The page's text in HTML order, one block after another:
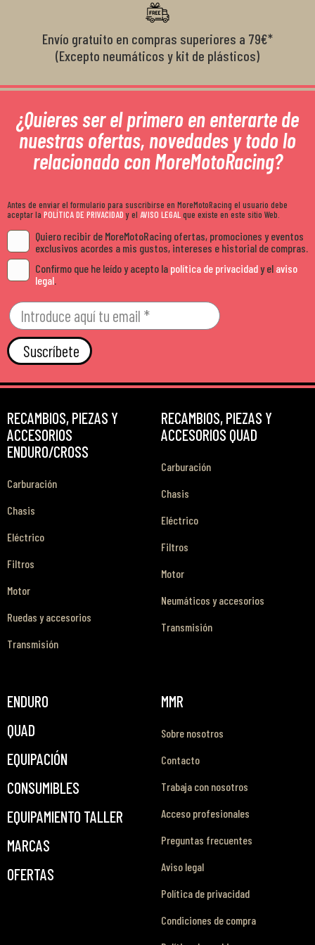
Envío gratuito en compras superiores a 79€*
(Excepto neumáticos y kit de plásticos)
¿Quieres ser el primero en enterarte de
nuestras ofertas, novedades y todo lo
relacionado con MoreMotoRacing?
Antes de enviar el formulario para suscribirse en MoreMotoRacing el usuario debe
aceptar la POLÍTICA DE PRIVACIDADy el AVISO LEGALque existe en este sitio Web.
Quiero recibir de MoreMotoRacing ofertas, promociones y eventos
exclusivos acordes a mis gustos, intereses e historial de compras.
Confirmo que he leído y acepto la política de privacidady el aviso
legal.
Suscríbete
RECAMBIOS, PIEZAS Y
ACCESORIOS
ENDURO/CROSS
Carburación
Chasis
Eléctrico
Filtros
Motor
Ruedas y accesorios
Transmisión
RECAMBIOS, PIEZAS Y
ACCESORIOS QUAD
Carburación
Chasis
Eléctrico
Filtros
Motor
Neumáticos y accesorios
Transmisión
ENDURO
QUAD
EQUIPACIÓN
CONSUMIBLES
EQUIPAMIENTO TALLER
MARCAS
OFERTAS
MMR
Sobre nosotros
Contacto
Trabaja con nosotros
Acceso profesionales
Preguntas frecuentes
Aviso legal
Política de privacidad
Condiciones de compra